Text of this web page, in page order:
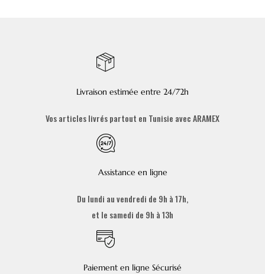
Livraison estimée entre 24/72h
Vos articles livrés partout en Tunisie avec ARAMEX
Assistance en ligne
Du lundi au vendredi de 9h à 17h,
et le samedi de 9h à 13h
Paiement en ligne Sécurisé